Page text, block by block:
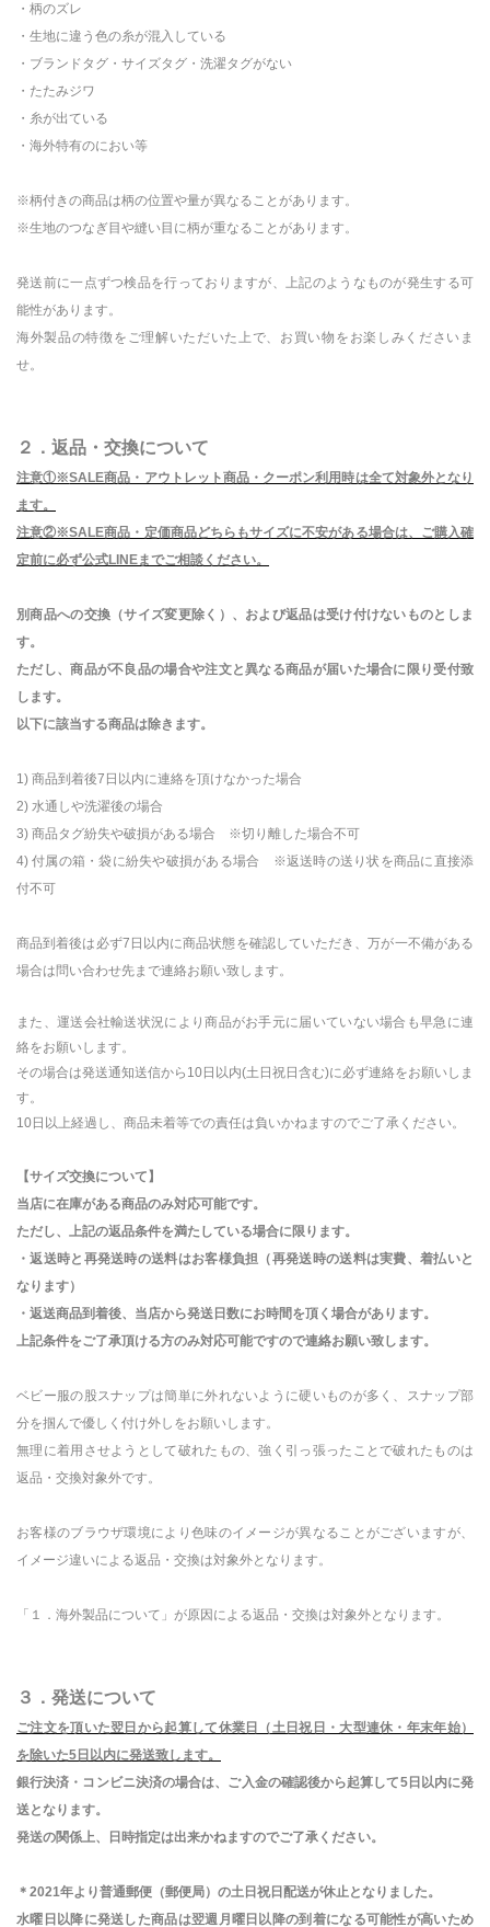
・柄のズレ
・生地に違う色の糸が混入している
・ブランドタグ・サイズタグ・洗濯タグがない
・たたみジワ
・糸が出ている
・海外特有のにおい等
※柄付きの商品は柄の位置や量が異なることがあります。
※生地のつなぎ目や縫い目に柄が重なることがあります。
発送前に一点ずつ検品を行っておりますが、上記のようなものが発生する可
能性があります。
海外製品の特徴をご理解いただいた上で、お買い物をお楽しみくださいま
せ。
２．返品・交換について
注意①※SALE商品・アウトレット商品・クーポン利用時は全て対象外となり
ます。
注意②※SALE商品・定価商品どちらもサイズに不安がある場合は、ご購入確
定前に必ず公式LINEまでご相談ください。
別商品への交換（サイズ変更除く）、および返品は受け付けないものとしま
す。
ただし、商品が不良品の場合や注文と異なる商品が届いた場合に限り受付致
します。
以下に該当する商品は除きます。
1) 商品到着後7 日以内に連絡を頂けなかった場合
2) 水通しや洗濯後の場合
3) 商品タグ紛失や破損がある場合 ※切り離した場合不可
4)付属の箱・袋に紛失や破損がある場合 ※返送時の送り状を商品に直接添
付不可
商品到着後は必ず7日以内に商品状態を確認していただき、万が一不備がある
場合は問い合わせ先まで連絡お願い致します。
また、運送会社輸送状況により商品がお手元に届いていない場合も早急に連
絡をお願いします。
その場合は発送通知送信から10日以内(土日祝日含む)に必ず連絡をお願いしま
す。
10日以上経過し、商品未着等での責任は負いかねますのでご了承ください。
【サイズ交換について】
当店に在庫がある商品のみ対応可能です。
ただし、上記の返品条件を満たしている場合に限ります。
・返送時と再発送時の送料はお客様負担（再発送時の送料は実費、着払いと
なります）
・返送商品到着後、当店から発送日数にお時間を頂く場合があります。
上記条件をご了承頂ける方のみ対応可能ですので連絡お願い致します。
ベビー服の股スナップは簡単に外れないように硬いものが多く、スナップ部
分を掴んで優しく付け外しをお願いします。
無理に着用させようとして破れたもの、強く引っ張ったことで破れたものは
返品・交換対象外です。
お客様のブラウザ環境により色味のイメージが異なることがございますが、
イメージ違いによる返品・交換は対象外となります。
「１．海外製品について」が原因による返品・交換は対象外となります。
３．発送について
ご注文を頂いた翌日から起算して休業日（土日祝日・大型連休・年末年始）
を除いた5 日以内に発送致します。
銀行決済・コンビニ決済の場合は、ご入金の確認後から起算して5日以内に発
送となります。
発送の関係上、日時指定は出来かねますのでご了承ください。
＊ 2021年より普通郵便（郵便局）の土日祝日配送が休止となりました。
水曜日以降に発送した商品は翌週月曜日以降の到着になる可能性が高いため